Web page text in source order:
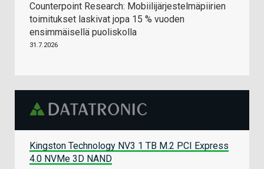
Counterpoint Research: Mobiilijärjestelmäpiirien
toimitukset laskivat jopa 15 % vuoden
ensimmäisellä puoliskolla
31.7.2026
Kingston Technology NV3 1 TB M.2 PCI Express
4.0 NVMe 3D NAND